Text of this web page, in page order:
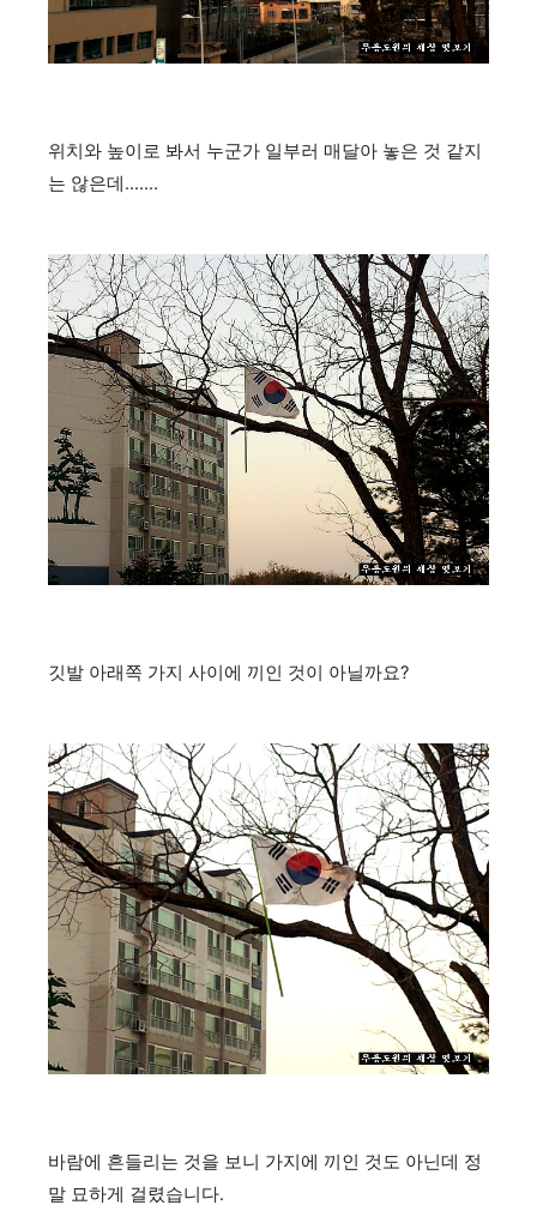
위치와 높이로 봐서 누군가 일부러 매달아 놓은 것 같지
는 않은데.......
깃발 아래쪽 가지 사이에 끼인 것이 아닐까요?
바람에 흔들리는 것을 보니 가지에 끼인 것도 아닌데 정
말 묘하게 걸렸습니다.